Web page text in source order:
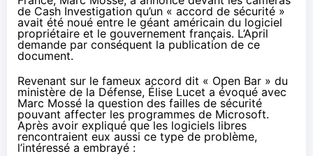
de Cash Investigation qu’un « accord de sécurité »
avait été noué entre le géant américain du logiciel
propriétaire et le gouvernement français. L’April
demande par conséquent la publication de ce
document.
Revenant sur le fameux accord dit « Open Bar » du
ministère de la Défense, Élise Lucet a évoqué avec
Marc Mossé la question des failles de sécurité
pouvant affecter les programmes de Microsoft.
Après avoir expliqué que les logiciels libres
rencontraient eux aussi ce type de problème,
l’intéressé a embrayé :